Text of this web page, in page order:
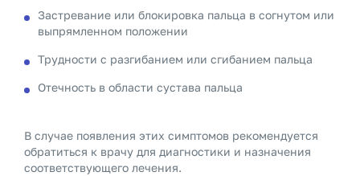
Застревание или блокировка пальца в согнутом или
выпрямленном положении
Трудности с разгибанием или сгибанием пальца
Отечность в области сустава пальца
В случае появления этих симптомов рекомендуется
обратиться к врачу для диагностики и назначения
соответствующего лечения.